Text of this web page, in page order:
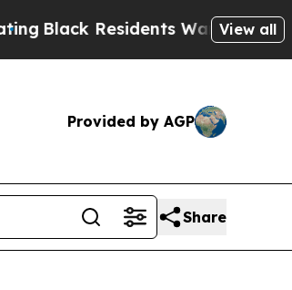
Residents Warned of Abusive
View all
Provided by AGP
Share